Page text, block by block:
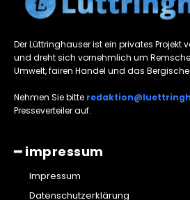
Der Lüttringhauser ist ein privates Projekt
und dreht sich vornehmlich um
Umwelt, fairen Handel und das
Nehmen Sie bitte
Presseverteiler auf.
━ impressum
Impressum
Datenschutzerklärung